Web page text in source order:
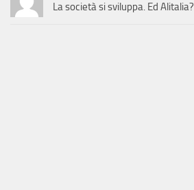
La società si sviluppa. Ed Alitalia?